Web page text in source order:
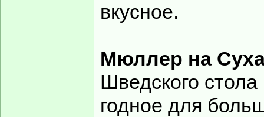
вкусное.
Мюллер на
Шведского
годное для